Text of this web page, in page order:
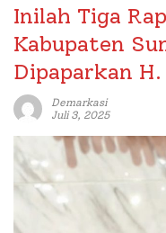
Inilah Tiga
Kabupaten
Dipaparkan
Demarkasi
Juli 3, 2025